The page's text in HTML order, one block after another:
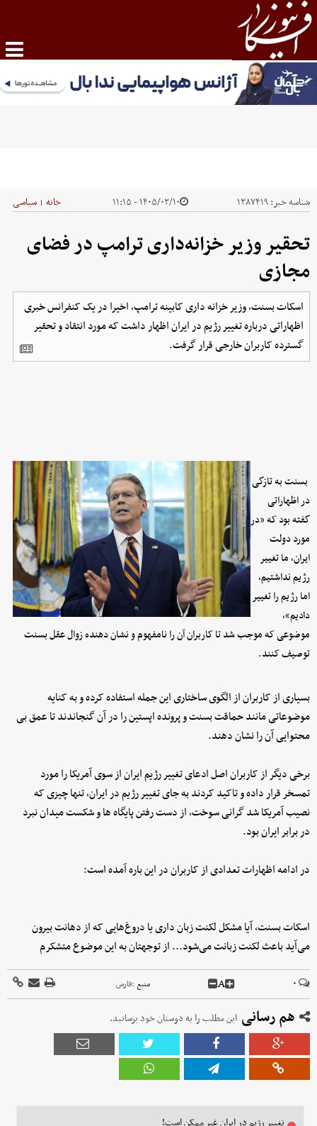
شناسه خبر:۱۳۸۷۴۱۹ ۱۴۰۵/۰۳/۱۰ - ۱۱:۱۵ خانه | سیاسی
تحقیر وزیر خزانه‌داری ترامپ در فضای
مجازی
اسکات بسنت، وزیر خزانه داری کابینه ترامپ، اخیرا در یک کنفرانس خبری
اظهاراتی درباره تغییر رژیم در ایران اظهار داشت که مورد انتقاد و تحقیر
گسترده کاربران خارجی قرار گرفت.
بسنت به تازگی
در اظهاراتی
گفته بود که «در
مورد دولت
ایران، ما تغییر
رژیم نداشتیم،
اما رژیم را تغییر
دادیم»،‌
موضوعی که موجب شد تا کاربران آن را نامفهوم و نشان دهنده زوال عقل بسنت
توصیف کنند.
بسیاری از کاربران از الگوی ساختاری این جمله استفاده کرده و به کنایه
موضوعاتی مانند حماقت بسنت و پرونده اپستین را در آن گنجاندند تا عمق بی
محتوایی آن را نشان دهند.
برخی دیگر از کاربران اصل ادعای تغییر رژیم ایران از سوی آمریکا را مورد
تمسخر قرار داده و تاکید کردند به جای تغییر رژیم در ایران، تنها چیزی که
نصیب آمریکا شد گرانی سوخت، از دست رفتن پایگاه ها و شکست میدان نبرد
در برابر ایران بود.
در ادامه اظهارات تعدادی از کاربران در این باره آمده است:‌
اسکات بسنت،‌ آیا مشکل لکنت زبان داری یا دروغ‌هایی که از دهانت بیرون
می‌آید باعث لکنت زبانت می‌شود... از توجهتان به این موضوع متشکرم
۰ A منبع :فارس
هم رسانی این مطلب را به دوستان خود برسانید.